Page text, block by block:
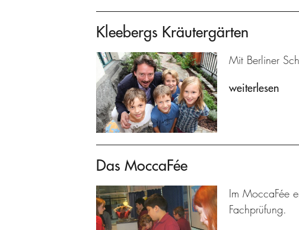
Kleebergs Kräutergärten
Mit Berliner
weiterlesen
Das MoccaFée
Im MoccaFée
Fachprüfung.